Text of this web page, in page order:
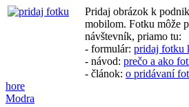
Pridaj obrázok k
mobilom. Fotku môže
návštevník, priamo tu:
- formulár: pridaj fotku
- návod: prečo a ako
- článok: o pridávaní
hore
Modra